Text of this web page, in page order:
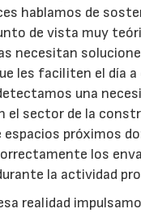
hablamos de
de vista muy
necesitan
les faciliten el día a
una
el sector de la
espacios próximos
los
la actividad
realidad